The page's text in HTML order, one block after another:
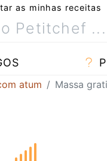
as minhas receitas
atum Massa